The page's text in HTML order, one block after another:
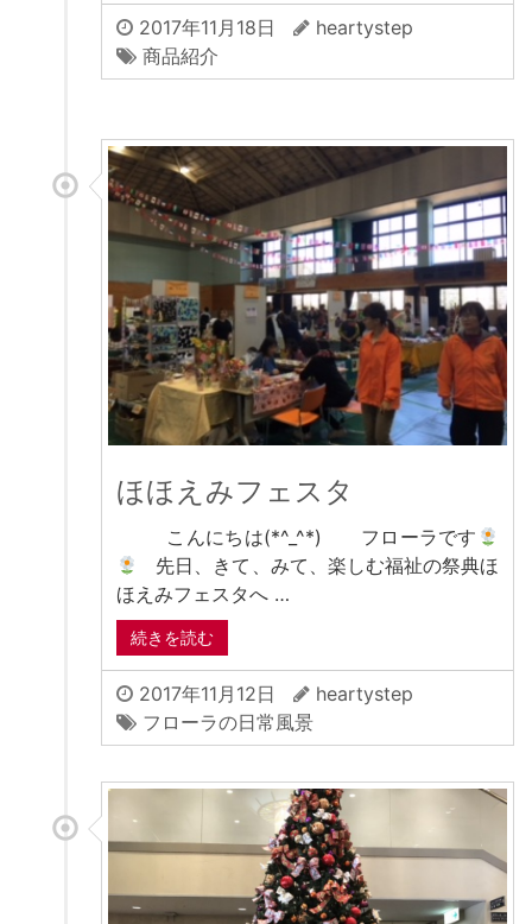
2017年11月18日
heartystep
商品紹介
ほほえみフェスタ
こんにちは(*^_^*) フローラです
先日、きて、みて、楽しむ福祉の祭典ほ
ほえみフェスタへ …
続きを読む
2017年11月12日
heartystep
フローラの日常風景